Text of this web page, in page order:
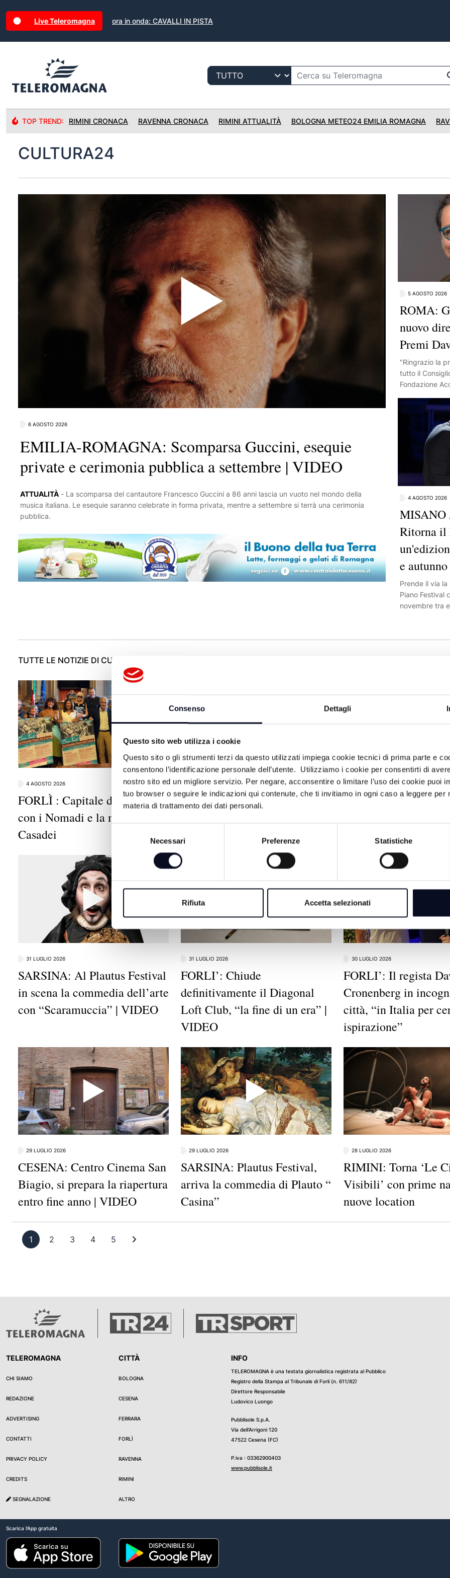
Consenso Dettagli
Questo sito web utilizza i cookie
Questo sito o gli strumenti terzi da questo utilizzati impiega cookie tecnici di prima parte e
consentono l’identificazione personale dell’utente. Utilizziamo i cookie per consentirti di
nostro sito ed un migliore servizio. Per negare, acconsentire o limitare l’uso dei cookie puoi
tuo browser o seguire le indicazioni qui contenute, che ti invitiamo in ogni caso a leggere per
materia di trattamento dei dati personali.
Necessari Preferenze Statistiche
Rifiuta Accetta selezionati
Live Teleromagna ora in onda: CAVALLI IN PISTA
TOP TREND: RIMINI CRONACA RAVENNA CRONACA RIMINI ATTUALITÀ BOLOGNA METEO24 EMILIA ROMAGNA
CULTURA24
6 AGOSTO 2026
EMILIA-ROMAGNA: Scomparsa Guccini, esequie
private e cerimonia pubblica a settembre | VIDEO
ATTUALITÀ -
musica italiana. Le esequie saranno celebrate in forma privata, mentre a settembre si terrà una cerimonia
pubblica.
5 AGOSTO 2026
ROMA:
nuovo
Premi
"Ringrazio la
tutto il
Fondazione
orgoglioso.
senso di
entusiasmo. Il
unica e, al
merita di
dando voce a
di far
detto Gian
restauro
e ideatore del
"Rivolgo i miei
lavoro a Gian
competenza
cinema
elemento di
tutto il nostro
appuntamenti
presidente
l'intero settore
diverse
ha affermato
4 AGOSTO 2026
Ritorna il
e autunno
Prende il via
Piano Festival
novembre tra
TUTTE LE NOTIZIE DI CULTURA24
4 AGOSTO 2026
FORLÌ : Capitale del Liscio
con i Nomadi e la musica di
Casadei
4 AGOSTO 2026
RIMINI Cinema, in mostra 'i
Ferretti | VIDEO
3 AGOSTO 2026
FORLI’: Cinema di
rassegna di cinema in
31 LUGLIO 2026
SARSINA: Al Plautus Festival
in scena la commedia dell’arte
con “Scaramuccia” | VIDEO
31 LUGLIO 2026
FORLI’: Chiude
definitivamente il Diagonal
Loft Club, “la fine di un era” |
VIDEO
30 LUGLIO 2026
FORLI’: Il regista
Cronenberg in
città, “in Italia per
ispirazione”
29 LUGLIO 2026
CESENA: Centro Cinema San
Biagio, si prepara la riapertura
entro fine anno | VIDEO
29 LUGLIO 2026
SARSINA: Plautus Festival,
arriva la commedia di Plauto “
Casina”
28 LUGLIO 2026
RIMINI: Torna ‘Le
Visibili’ con prime
nuove location
1 Pagina 1
2 Pagina 2
3 Pagina 3
4Pagina 4
5 Pagina 5
TELEROMAGNA
CHI SIAMO
REDAZIONE
ADVERTISING
CONTATTI
PRIVACY POLICY
CREDITS
SEGNALAZIONE
CITTÀ
BOLOGNA
CESENA
FERRARA
FORLÌ
RAVENNA
RIMINI
ALTRO
INFO
TELEROMAGNA è una testata giornalistica registrata al Pubblico
Registro della Stampa al Tribunale di Forli (n. 611/82)
Direttore Responsabile
Ludovico Luongo
Pubblisole S.p.A.
Via dell’Arrigoni 120
47522 Cesena (FC)
P.iva : 03362900403
www.pubblisole.it
Scarica l'App gratuita